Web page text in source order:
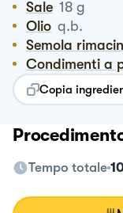
Sale 18 g
Olio q.b.
Semola
Condimenti a
Copia
Tempo totale